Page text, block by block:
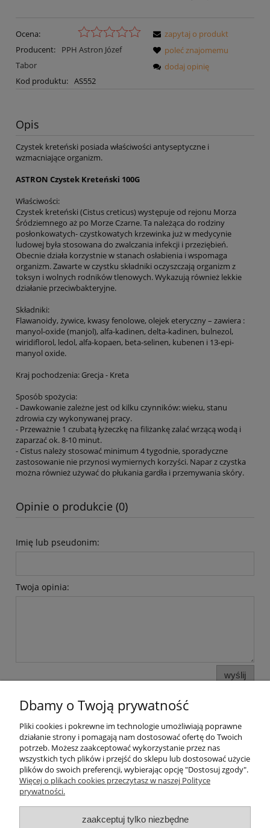
Ocena:
Producent:
PPH Astron Józef
Tabor
Kod produktu: AS552
zapytaj o produkt
poleć znajomemu
dodaj opinię
Opis
Czystek kreteński posiada właściwości antyseptyczne i
wzmacniające organizm.
ASTRON Czystek Kreteński 100G
Właściwości:
Czystek kreteński (Cistus creticus) występuje od rejonu Morza
Śródziemnego aż po Morze Czarne. Ta należąca do rodziny
posłonkowatych- czystkowatych krzewinka już w medycynie
ludowej była stosowana do zwalczania infekcji i przeziębień.
Obecnie działa korzystnie w stanach osłabienia i wspomaga
organizm. Zawarte w czystku składniki oczyszczają organizm z
toksyn i wolnych rodników tlenowych. Wykazują również lekkie
działanie przeciwbakteryjne.
Składniki:
Flawanoidy, żywice, kwasy fenolowe, olejek eteryczny – zawiera :
manyol-oxide (manjol), alfa-kadinen, delta-kadinen, bulnezol,
wiridiflorol, ledol, alfa-kopaen, beta-selinen, kubenen i 13-epi-
manyol oxide.
Kraj pochodzenia: Grecja - Kreta
Sposób spożycia:
- Dawkowanie zależne jest od kilku czynników: wieku, stanu
zdrowia czy wykonywanej pracy.
- Przeważnie 1 czubatą łyżeczkę na filiżankę zalać wrzącą wodą i
zaparzać ok. 8-10 minut.
- Cistus należy stosować minimum 4 tygodnie, sporadyczne
zastosowanie nie przynosi wymiernych korzyści. Napar z czystka
można również używać do płukania gardła i przemywania skóry.
Opinie o produkcie (0)
Imię lub pseudonim:
Twoja opinia:
wyślij
Pomoc
Moje konto
Informacje
Dbamy o Twoją prywatność
Pliki cookies i pokrewne im technologie umożliwiają poprawne
działanie strony i pomagają nam dostosować ofertę do Twoich
potrzeb. Możesz zaakceptować wykorzystanie przez nas
wszystkich tych plików i przejść do sklepu lub dostosować użycie
plików do swoich preferencji, wybierając opcję "Dostosuj zgody".
Więcej o plikach cookies przeczytasz w naszej Polityce
prywatności.
zaakceptuj tylko niezbędne